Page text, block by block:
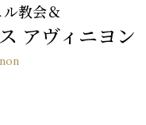
教会＆
アヴィニヨン